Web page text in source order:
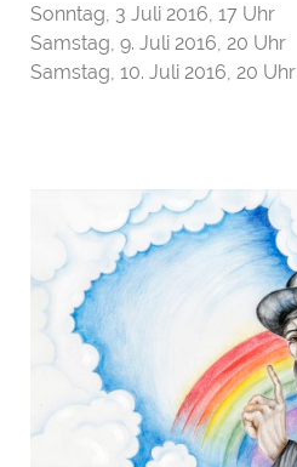
Sonntag, 3 Juli 2016, 17 Uhr
Samstag, 9. Juli 2016, 20 Uhr
Samstag, 10. Juli 2016, 20 Uhr